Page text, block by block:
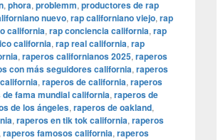
, phora, problemm, productores de rap
nuevo, rap californiano viejo, rap
california, rap conciencia california, rap
california, rap real california, rap
, raperos californianos 2025, raperos
con más seguidores california, raperos
, raperos de california, raperos
fama mundial california, raperos de
de los ángeles, raperos de oakland,
, raperos en tik tok california, raperos
raperos famosos california, raperos